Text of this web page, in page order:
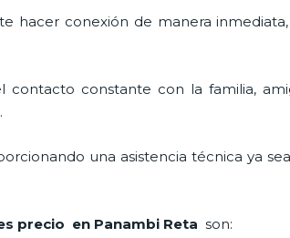
hacer conexión de manera
contacto constante con la familia,
una asistencia técnica ya
precio en Panambi Reta son: